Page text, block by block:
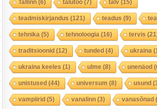
Tallinn(6) talutöö(7) talv(15)
teadmiskirjandus (121) teadus (9)
tehnika (5) tehnoloogia (16) tervis
traditsioonid(12) tunded(4) ukraina
ukraina keeles (1) ulme (8) unenäod
unistused(44) universum (8) usund
vampiirid(5) vanalinn(3) vanasõnad